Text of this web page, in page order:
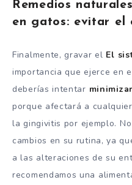
Remedios
en gatos: evitar el
Finalmente, gravar el El
importancia que ejerce en
deberías intentar
porque afectará a
la gingivitis por ejemplo.
cambios en su rutina, ya
a las alteraciones de su
recomendamos una